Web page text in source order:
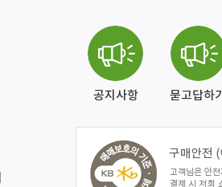
공지사항 묻고답하기